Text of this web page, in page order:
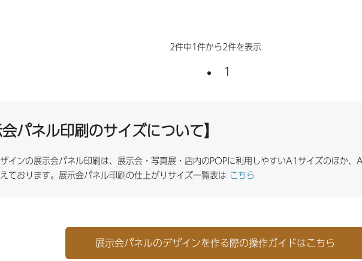
2件中1件から2件を表示
1
パネル印刷のサイズについて】
インの展示会パネル印刷は、展示会・写真展・店内のPOPに利用しやすいA1サイズのほか
ております。展示会パネル印刷の仕上がりサイズ一覧表は こちら
展示会パネルのデザインを作る際の操作ガイドはこちら